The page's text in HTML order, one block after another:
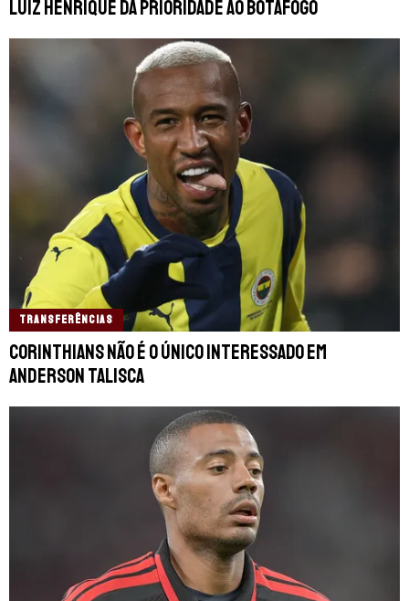
Luiz Henrique dá prioridade ao Botafogo
TRANSFERÊNCIAS
Corinthians não é o único interessado em
Anderson Talisca